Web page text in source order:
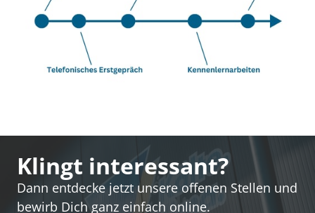
Klingt interessant?
Dann entdecke jetzt unsere offenen Stellen und
bewirb Dich ganz einfach online.